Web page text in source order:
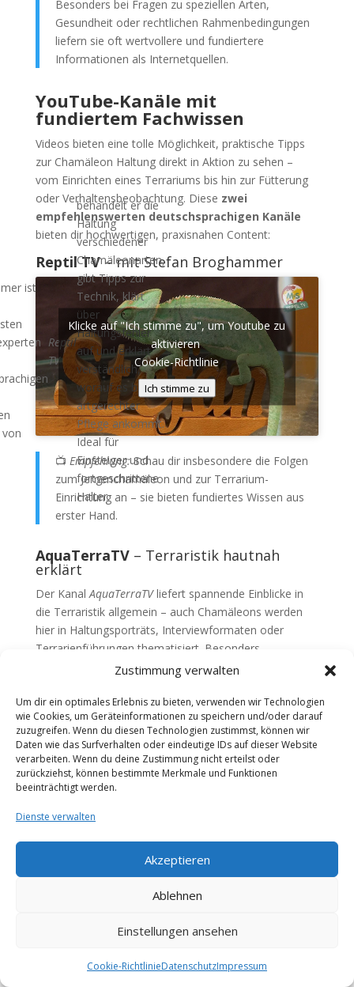
Zustimmung verwalten
Um dir ein optimales Erlebnis zu bieten, verwenden wir Technologien
wie Cookies, um Geräteinformationen zu speichern und/oder darauf
zuzugreifen. Wenn du diesen Technologien zustimmst, können wir
Daten wie das Surfverhalten oder eindeutige IDs auf dieser Website
verarbeiten. Wenn du deine Zustimmung nicht erteilst oder
zurückziehst, können bestimmte Merkmale und Funktionen
beeinträchtigt werden.
Dienste verwalten
Akzeptieren
Ablehnen
Einstellungen ansehen
Cookie-RichtlinieDatenschutzImpressum
Besonders bei Fragen zu speziellen Arten,
Gesundheit oder rechtlichen Rahmenbedingungen
liefern sie oft wertvollere und fundiertere
Informationen als Internetquellen.
YouTube-Kanäle mit
fundiertem Fachwissen
Videos bieten eine tolle Möglichkeit, praktische Tipps
zur Chamäleon Haltung direkt in Aktion zu sehen –
vom Einrichten eines Terrariums bis hin zur Fütterung
oder Verhaltensbeobachtung. Diese zwei
empfehlenswerten deutschsprachigen Kanäle
bieten dir hochwertigen, praxisnahen Content:
Reptil TV– mit Stefan Broghammer
ist
Reptil
TV
behandelt er die
Haltung
verschiedener
Chamäleonarten,
gibt Tipps zur
Technik, klärt
über
Haltungsfehler
auf und erklärt
verständlich,
worauf es bei
artgerechter
Pflege ankommt.
Ideal für
Einsteiger und
fortgeschrittene
Halter.
Klicke auf "Ich stimme zu", um Youtube zu
aktivieren
Cookie-Richtlinie
Ich stimme zu
📺 Empfehlung:Schau dir insbesondere die Folgen
zum Jemenchamäleon und zur Terrarium-
Einrichtung an – sie bieten fundiertes Wissen aus
erster Hand.
AquaTerraTV– Terraristik hautnah
erklärt
Der KanalAquaTerraTVliefert spannende Einblicke in
die Terraristik allgemein – auch Chamäleons werden
hier in Haltungsporträts, Interviewformaten oder
Terrarienführungen thematisiert. Besonders
interessant sind Beiträge aus der Praxis, etwa von
Klima und Einrichtung zeigen.
🎬Tipp:Ideal, wenn du sehen möchtest, wie andere
ihr Chamäleon-Terrarium aufbauen und pflegen.
Chamäleons besser zu verstehen und typische
Anfängerfehler zu vermeiden. Sie eignen sich auch
hervorragend zur Video-Einbettung im Blog – etwa zur
Veranschaulichung im Abschnitt über Einrichtung oder
Fachforen & Communitys:
Austausch mit erfahrenen
Haltern